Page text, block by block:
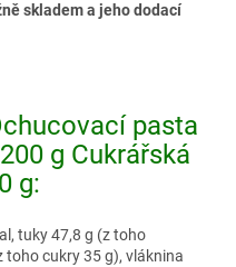
skladem a jeho dodací
pasta
g Cukrářská
g:
tuky 47,8 g (z toho
toho cukry 35 g), vláknina